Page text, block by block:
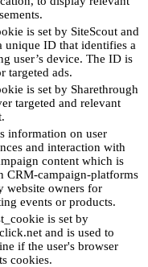
is set by SiteScout and
unique ID that identifies a
user’s device. The ID is
targeted ads.
is set by Sharethrough
targeted and relevant
information on user
and interaction with
content which is
CRM-campaign-platforms
website owners for
events or products.
is set by
and is used to
if the user's browser
cookies.